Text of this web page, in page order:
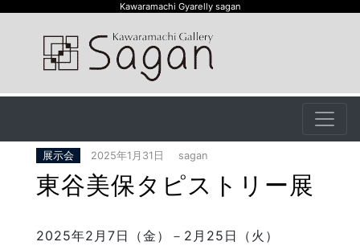
Kawaramachi Gyarelly sagan
展示会 2025年1月31日 sagan
東谷美保タピストリー展
2025年2月7日（金）－2月25日（火）